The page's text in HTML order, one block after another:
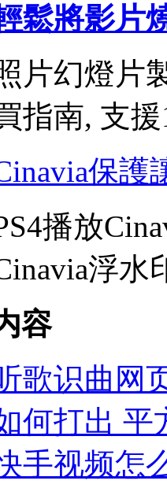
鬆將影片
片幻燈片
指南, 支
保護
播放
浮水
容
歌识曲网
何打出 平
手视频怎